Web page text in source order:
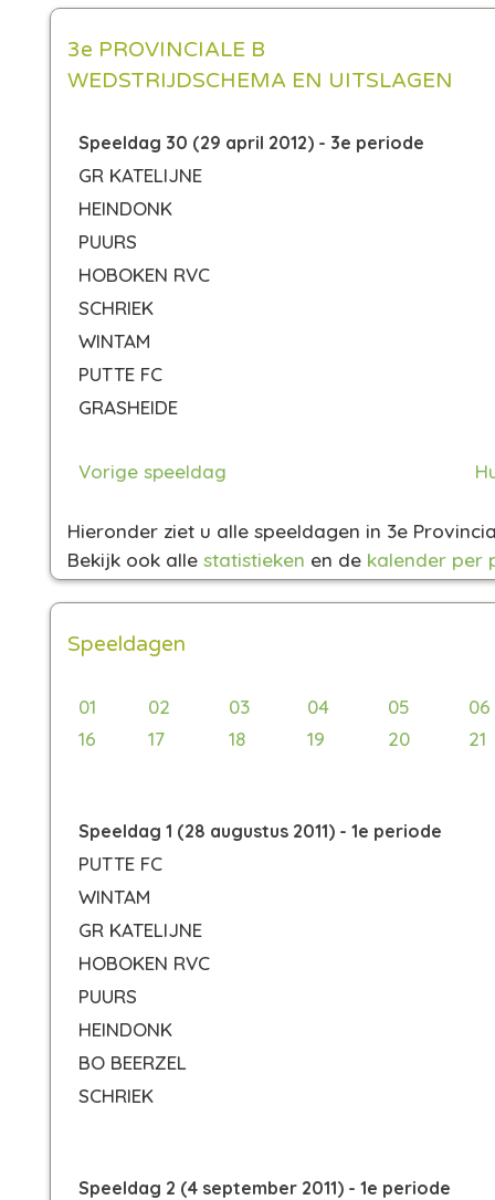
3e PROVINCIALE B
WEDSTRIJDSCHEMA EN UITSLAGEN
Speeldag 30 (29 april 2012) - 3e periode
GR KATELIJNE
HEINDONK
PUURS
HOBOKEN RVC
SCHRIEK
WINTAM
PUTTE FC
GRASHEIDE
Vorige speeldag
Hieronder ziet u alle speeldagen in 3e
Bekijk ook alle statistieken en de kalender per
Speeldagen
01 02 03 04 05
06
16
17 18 19 20 21
Speeldag 1 (28 augustus 2011) - 1e periode
PUTTE FC
WINTAM
GR KATELIJNE
HOBOKEN RVC
PUURS
HEINDONK
BO BEERZEL
SCHRIEK
Speeldag 2 (4 september 2011) - 1e periode